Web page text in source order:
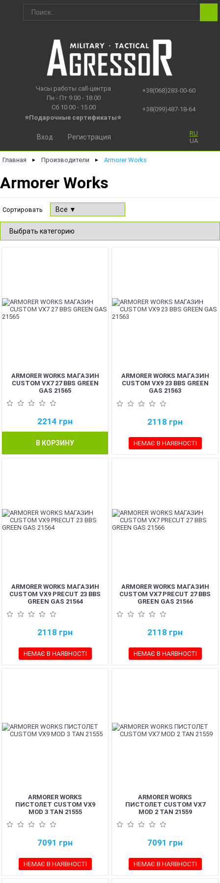
Часы работы call-центра
Пн - Пт 9.00 - 18.00
Сб 10.00 - 15.00
⭐Подарочные сертификаты⭐
+38(068)283-00-60
+38(099)487-18-64
RU
UA
Вход Регистрация
Главная ► Производители ► Armorer Works
Armorer Works
Сортировать
ARMORER WORKS МАГАЗИН
CUSTOM VX7 27 BBS GREEN
GAS 21565
2214 грн
В КОРЗИНУ
ARMORER WORKS МАГАЗИН
CUSTOM VX9 23 BBS GREEN
GAS 21563
2118 грн
НЕМАЄ В НАЯВНОСТІ
ARMORER WORKS МАГАЗИН
CUSTOM VX9 PRECUT 23 BBS
GREEN GAS 21564
2118 грн
НЕМАЄ В НАЯВНОСТІ
ARMORER WORKS МАГАЗИН
CUSTOM VX7 PRECUT 27 BBS
GREEN GAS 21566
2118 грн
НЕМАЄ В НАЯВНОСТІ
ARMORER WORKS
ПИСТОЛЕТ CUSTOM VX9
MOD 3 TAN 21555
7091 грн
НЕМАЄ В НАЯВНОСТІ
ARMORER WORKS
ПИСТОЛЕТ CUSTOM VX7
MOD 2 TAN 21559
7091 грн
НЕМАЄ В НАЯВНОСТІ